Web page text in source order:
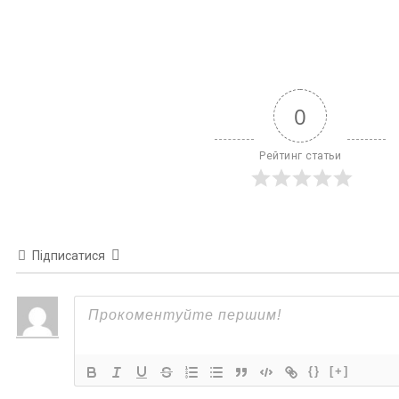
0
Рейтинг статьи
Підписатися
{} [+]